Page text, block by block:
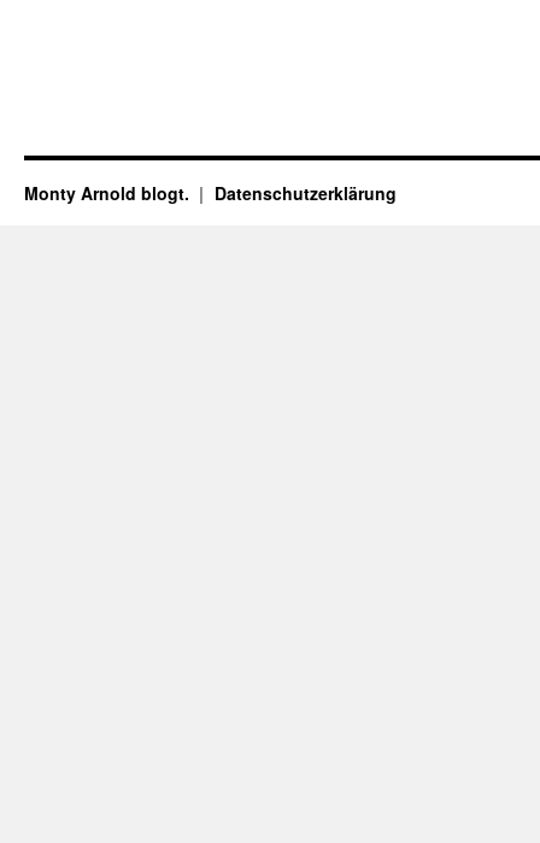
Monty Arnold blogt. Datenschutz­erklärung